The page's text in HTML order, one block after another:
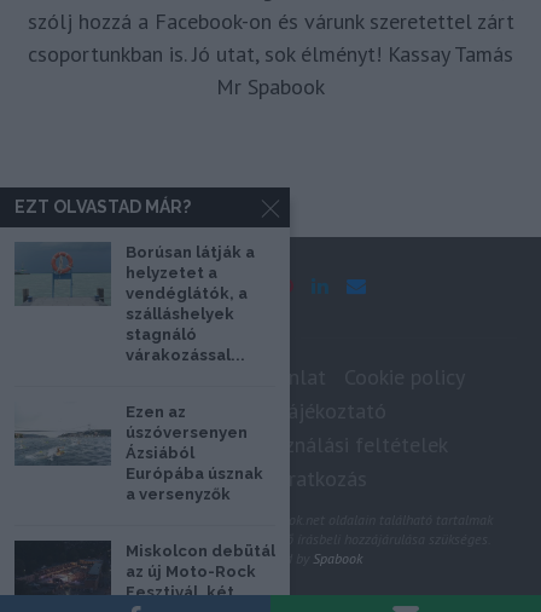
szólj hozzá a Facebook-on és várunk szeretettel zárt
csoportunkban is. Jó utat, sok élményt! Kassay Tamás
Mr Spabook
Adatkezelési tájékoztató
Szerzői jogok, felhasználási feltételek
Hírlevél feliratkozás
felhasználásához, újraközléséhez a szerző írásbeli hozzájárulása szükséges.
All Rights Reserved by Spabook
EZT OLVASTAD MÁR?
Borúsan látják a
helyzetet a
vendéglátók, a
szálláshelyek
stagnáló
várakozással...
Ezen az
úszóversenyen
Ázsiából
Európába úsznak
a versenyzők
Miskolcon debütál
az új Moto-Rock
Fesztivál, két